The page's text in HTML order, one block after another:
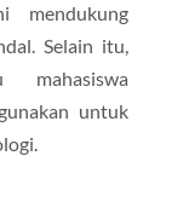
mendukung
Selain itu,
mahasiswa
untuk